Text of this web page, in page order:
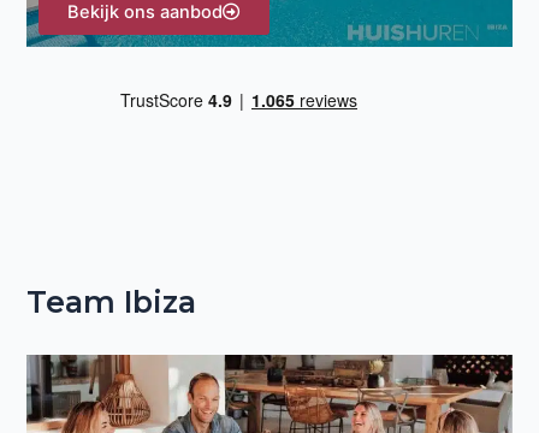
Bekijk ons aanbod
Team Ibiza